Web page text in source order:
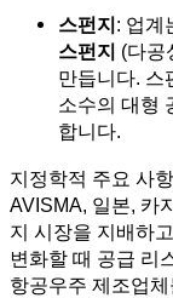
스펀지: 업계
스펀지 (다공
만듭니다. 스
소수의 대형
합니다.
지정학적 주요 사
AVISMA, 일본, 카
지 시장을 지배하
변화할 때 공급 리
항공우주 제조업